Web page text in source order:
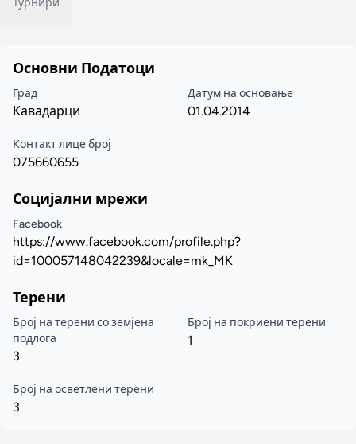
Турнири
Основни Податоци
Град
Кавадарци
Датум на основање
01.04.2014
Контакт лице број
075660655
Социјални мрежи
Facebook
https://www.facebook.com/profile.php?
id=100057148042239&locale=mk_MK
Терени
Број на терени со земјена
подлога
3
Број на покриени терени
1
Број на осветлени терени
3